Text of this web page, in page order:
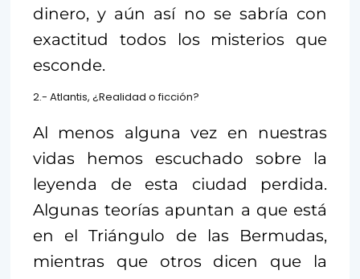
dinero, y aún así no se sabría con
exactitud todos los misterios que
esconde.
2.- Atlantis, ¿Realidad o ficción?
Al menos alguna vez en nuestras
vidas hemos escuchado sobre la
leyenda de esta ciudad perdida.
Algunas teorías apuntan a que está
en el Triángulo de las Bermudas,
mientras que otros dicen que la